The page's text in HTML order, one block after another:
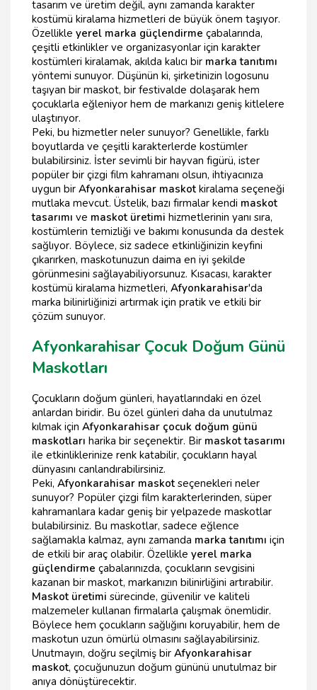
tasarım ve üretim değil, aynı zamanda karakter
kostümü kiralama hizmetleri de büyük önem taşıyor.
Özellikle yerel marka güçlendirme çabalarında,
çeşitli etkinlikler ve organizasyonlar için karakter
kostümleri kiralamak, akılda kalıcı bir marka tanıtımı
yöntemi sunuyor. Düşünün ki, şirketinizin logosunu
taşıyan bir maskot, bir festivalde dolaşarak hem
çocuklarla eğleniyor hem de markanızı geniş kitlelere
ulaştırıyor.
Peki, bu hizmetler neler sunuyor? Genellikle, farklı
boyutlarda ve çeşitli karakterlerde kostümler
bulabilirsiniz. İster sevimli bir hayvan figürü, ister
popüler bir çizgi film kahramanı olsun, ihtiyacınıza
uygun bir Afyonkarahisar maskot kiralama seçeneği
mutlaka mevcut. Üstelik, bazı firmalar kendi maskot
tasarımı ve maskot üretimi hizmetlerinin yanı sıra,
kostümlerin temizliği ve bakımı konusunda da destek
sağlıyor. Böylece, siz sadece etkinliğinizin keyfini
çıkarırken, maskotunuzun daima en iyi şekilde
görünmesini sağlayabiliyorsunuz. Kısacası, karakter
kostümü kiralama hizmetleri, Afyonkarahisar'da
marka bilinirliğinizi artırmak için pratik ve etkili bir
çözüm sunuyor.
Afyonkarahisar Çocuk Doğum Günü
Maskotları
Çocukların doğum günleri, hayatlarındaki en özel
anlardan biridir. Bu özel günleri daha da unutulmaz
kılmak için Afyonkarahisar çocuk doğum günü
maskotları harika bir seçenektir. Bir maskot tasarımı
ile etkinliklerinize renk katabilir, çocukların hayal
dünyasını canlandırabilirsiniz.
Peki, Afyonkarahisar maskot seçenekleri neler
sunuyor? Popüler çizgi film karakterlerinden, süper
kahramanlara kadar geniş bir yelpazede maskotlar
bulabilirsiniz. Bu maskotlar, sadece eğlence
sağlamakla kalmaz, aynı zamanda marka tanıtımı için
de etkili bir araç olabilir. Özellikle yerel marka
güçlendirme çabalarınızda, çocukların sevgisini
kazanan bir maskot, markanızın bilinirliğini artırabilir.
Maskot üretimi sürecinde, güvenilir ve kaliteli
malzemeler kullanan firmalarla çalışmak önemlidir.
Böylece hem çocukların sağlığını koruyabilir, hem de
maskotun uzun ömürlü olmasını sağlayabilirsiniz.
Unutmayın, doğru seçilmiş bir Afyonkarahisar
maskot, çocuğunuzun doğum gününü unutulmaz bir
anıya dönüştürecektir.